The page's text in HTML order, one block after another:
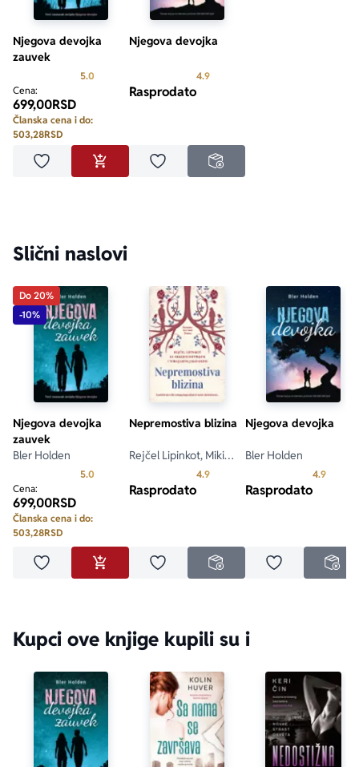
Njegova devojka
zauvek
5.0 Prosecna ocena je 5.0 od 5
Cena:
699,00RSD
Članska cena i do:
503,28RSD
Dodaj u omiljeneDODAJ U KORPU
Njegova devojka
4.9Prosecna ocena je 4.9 od 5
Rasprodato
Dodaj u omiljeneNEDOSTUPNO
Slični naslovi
Do 20%
-10%
Njegova devojka
zauvek
Bler Holden
5.0 Prosecna ocena je 5.0 od 5
Cena:
699,00RSD
Članska cena i do:
503,28RSD
Dodaj u omiljeneDODAJ U KORPU
Nepremostiva blizina
Rejčel Lipinkot, Miki
Dotri, Tobajas Jakonis
4.9Prosecna ocena je 4.9 od 5
Rasprodato
Dodaj u omiljeneNEDOSTUPNO
Njegova devojka
Bler Holden
4.9
Rasprodato
Dodaj u
Kupci ove knjige kupili su i